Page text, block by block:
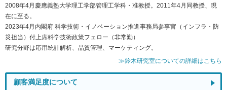
2008年4月慶應義塾大学理工学部管理工学科・准教授。2011年4月同教授、現
在に至る。
2023年4月内閣府 科学技術・イノベーション推進事務局参事官（インフラ・防
災担当）付上席科学技術政策フェロー（非常勤）
研究分野は応用統計解析、品質管理、マーケティング。
≫鈴木研究室についての詳細はこちら
顧客満足度について